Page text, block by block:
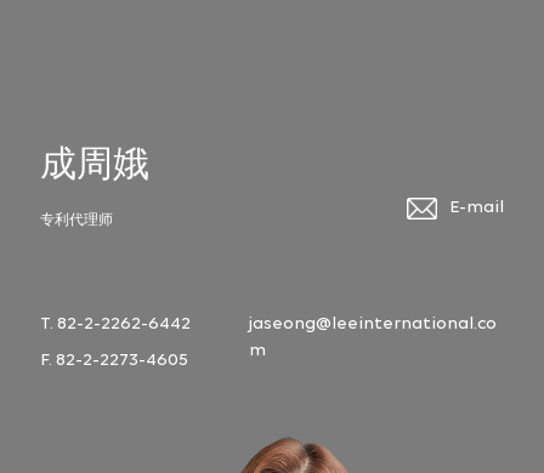
成周娥
专利代理师
T. 82-2-2262-6442
F. 82-2-2273-4605
jaseong@leeinternational.co
m
E-mail